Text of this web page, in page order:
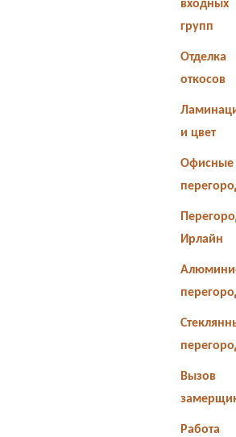
входных
групп
Отделка
откосов
и цвет
Офисные
Ирлайн
Вызов
Работа